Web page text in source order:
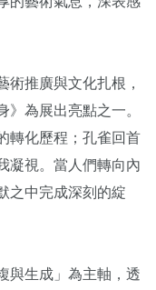
術推廣與文化扎根，
為展出亮點之一。
轉化歷程；孔雀回首
凝視。當人們轉向內
之中完成深刻的綻
與生成」為主軸，透